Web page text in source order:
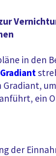
in den
Gradiant
ein
der